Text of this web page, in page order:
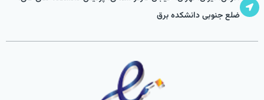
ضلع جنوبی دانشکده برق